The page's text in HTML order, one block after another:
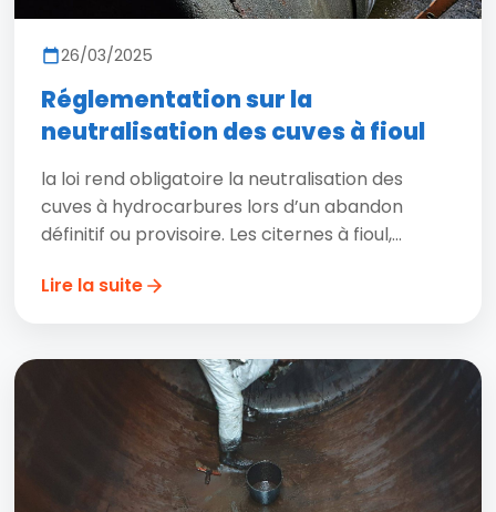
26/03/2025
Réglementation sur la
neutralisation des cuves à fioul
la loi rend obligatoire la neutralisation des
cuves à hydrocarbures lors d’un abandon
définitif ou provisoire. Les citernes à fioul,...
Lire la suite